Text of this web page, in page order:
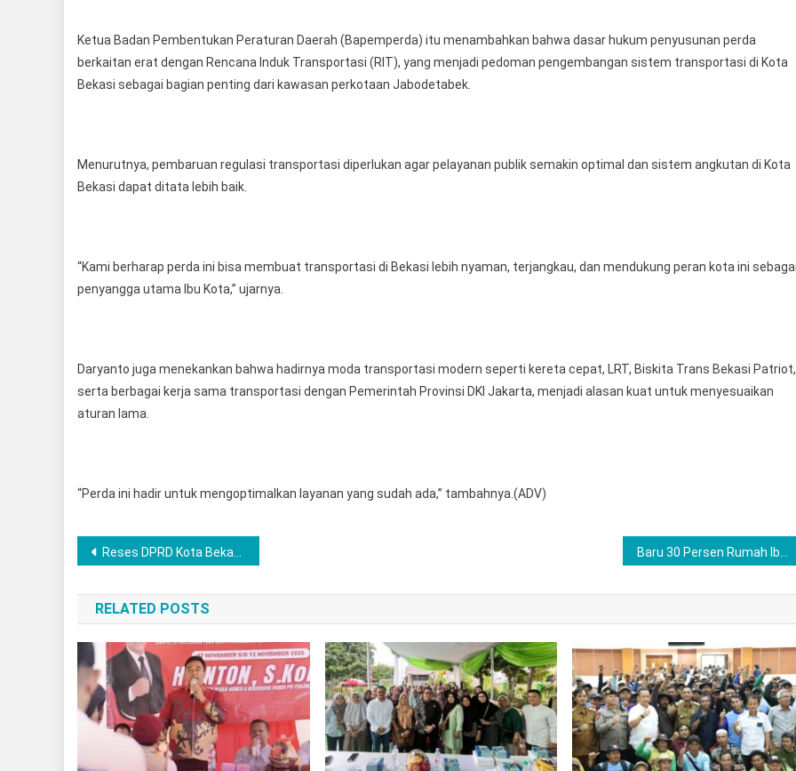
Ketua Badan Pembentukan Peraturan Daerah (Bapemperda) itu menambahkan bahwa dasar hukum penyusunan perda
berkaitan erat dengan Rencana Induk Transportasi (RIT), yang menjadi pedoman pengembangan sistem transportasi di Kota
Bekasi sebagai bagian penting dari kawasan perkotaan Jabodetabek.
Menurutnya, pembaruan regulasi transportasi diperlukan agar pelayanan publik semakin optimal dan sistem angkutan di Kota
Bekasi dapat ditata lebih baik.
“Kami berharap perda ini bisa membuat transportasi di Bekasi lebih nyaman, terjangkau, dan mendukung peran kota ini
penyangga utama Ibu Kota,” ujarnya.
Daryanto juga menekankan bahwa hadirnya moda transportasi modern seperti kereta cepat, LRT, Biskita Trans Bekasi Patriot,
serta berbagai kerja sama transportasi dengan Pemerintah Provinsi DKI Jakarta, menjadi alasan kuat untuk menyesuaikan
aturan lama.
“Perda ini hadir untuk mengoptimalkan layanan yang sudah ada,” tambahnya.(ADV)
Navigasi
pos
Reses DPRD Kota Bekasi Jadi Momen Perkuat Silaturahmi dan Serap Aspirasi Warga
RELATED POSTS